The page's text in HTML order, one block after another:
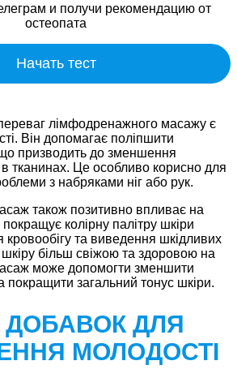
и получи рекомендацию от
остеопата
Начать тест
лімфодренажного масажу є
Він допомагає поліпшити
призводить до зменшення
в тканинах. Це особливо корисно для
з набряками ніг або рук.
також позитивно впливає на
колірну палітру шкіри
та виведення шкідливих
більш свіжою та здоровою на
може допомогти зменшити
покращити загальний тонус шкіри.
ДОБАВОК ДЛЯ
МОЛОДОСТІ